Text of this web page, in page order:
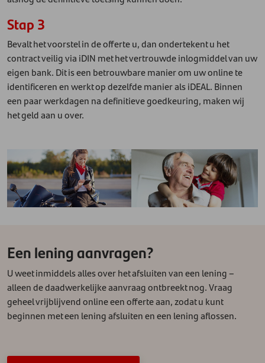
Stap 3
Bevalt het voorstel in de offerte u, dan ondertekent u het
contract veilig via iDIN met het vertrouwde inlogmiddel van uw
eigen bank. Dit is een betrouwbare manier om uw online te
identificeren en werkt op dezelfde manier als iDEAL. Binnen
een paar werkdagen na definitieve goedkeuring, maken wij
het geld aan u over.
Een lening aanvragen?
U weet inmiddels alles over het afsluiten van een lening –
alleen de daadwerkelijke aanvraag ontbreekt nog. Vraag
geheel vrijblijvend online een offerte aan, zodat u kunt
beginnen met een lening afsluiten en een lening aflossen.